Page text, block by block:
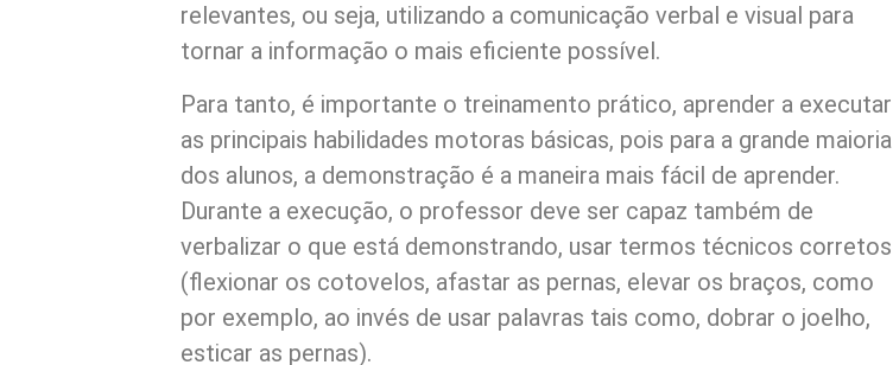
relevantes, ou seja, utilizando a comunicação verbal e visual para
tornar a informação o mais eficiente possível.
Para tanto, é importante o treinamento prático, aprender a executar
as principais habilidades motoras básicas, pois para a grande maioria
dos alunos, a demonstração é a maneira mais fácil de aprender.
Durante a execução, o professor deve ser capaz também de
verbalizar o que está demonstrando, usar termos técnicos corretos
(flexionar os cotovelos, afastar as pernas, elevar os braços, como
por exemplo, ao invés de usar palavras tais como, dobrar o joelho,
esticar as pernas).